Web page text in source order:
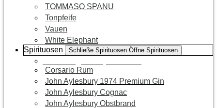
TOMMASO SPANU
Tonpfeife
Vauen
White Elephant
Spirituosen
Schließe Spirituosen Öffne Spirituosen
Corsario Rum
John Aylesbury 1974 Premium Gin
John Aylesbury Cognac
John Aylesbury Obstbrand